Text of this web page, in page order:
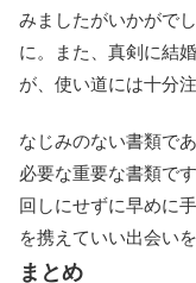
みましたがいかがで
に。また、真剣に結
が、使い道には十分
なじみのない書類で
必要な重要な書類で
回しにせずに早めに
を携えていい出会い
まとめ